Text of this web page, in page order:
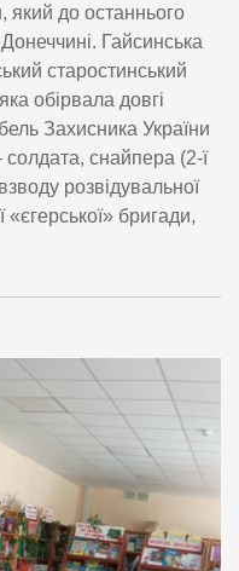
який до останнього
Гайсинська
старостинський
обірвала довгі
Захисника України
снайпера (2-ї
розвідувальної
«єгерської» бригади,